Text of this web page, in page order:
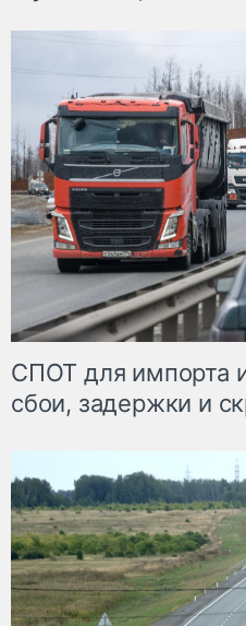
СПОТ для импорта
сбои, задержки и